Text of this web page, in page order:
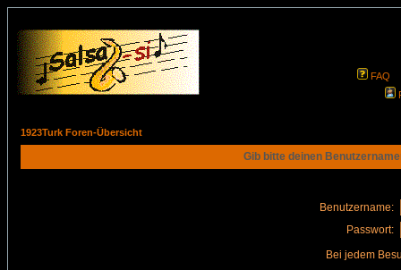
FAQ
1923Turk Foren-Übersicht
Gib bitte deinen
Benutzername:
Passwort:
Bei jedem